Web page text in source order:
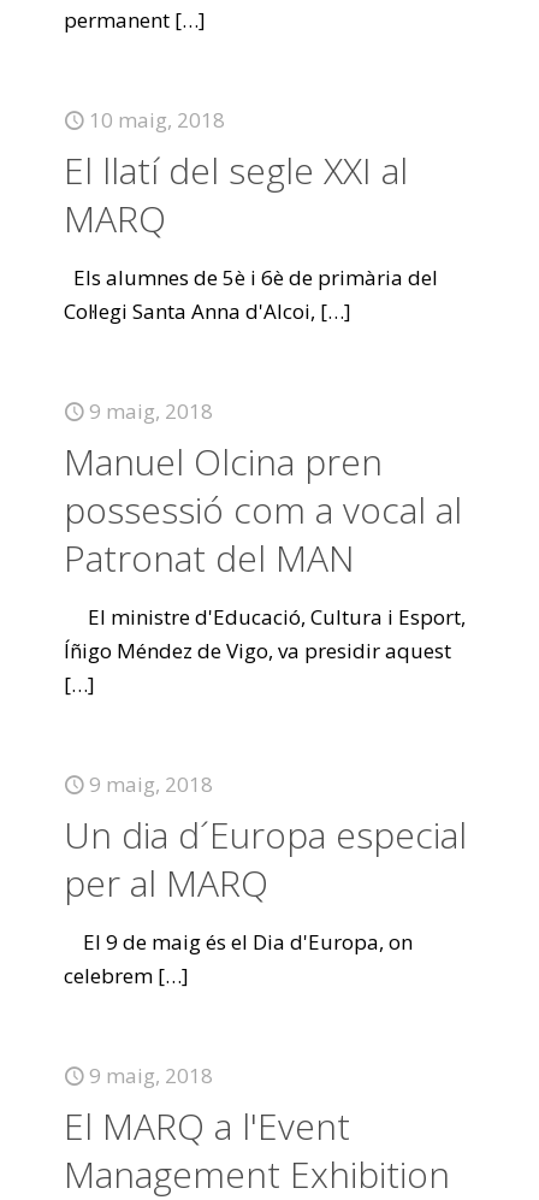
permanent […]
10 maig, 2018
El llatí del segle XXI al
MARQ
Els alumnes de 5è i 6è de primària del
Col·legi Santa Anna d'Alcoi, […]
9 maig, 2018
Manuel Olcina pren
possessió com a vocal al
Patronat del MAN
El ministre d'Educació, Cultura i Esport,
Íñigo Méndez de Vigo, va presidir aquest
[…]
9 maig, 2018
Un dia d´Europa especial
per al MARQ
El 9 de maig és el Dia d'Europa, on
celebrem […]
9 maig, 2018
El MARQ a l'Event
Management Exhibition